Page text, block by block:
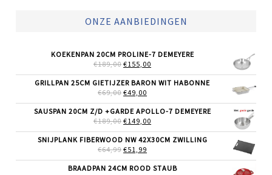
ONZE AANBIEDINGEN
KOEKENPAN 20CM PROLINE-7 DEMEYERE
€189,00 OORSPRONKELIJKE
WAS:
€189,00.
€155,00
IS:
GRILLPAN 25CM GIETIJZER BARON WIT HABONNE
€69,00 OORSPRONKELIJKE
WAS:
€69,00.
€49,00
IS:
€49,00.
SAUSPAN 20CM Z/D +GARDE APOLLO-7 DEMEYERE
€189,00 OORSPRONKELIJKE
WAS:
€189,00.
€149,00
IS:
SNIJPLANK FIBERWOOD NW 42X30CM ZWILLING
€64,99 OORSPRONKELIJKE
WAS:
€51,99
IS:
BRAADPAN 24CM ROOD STAUB